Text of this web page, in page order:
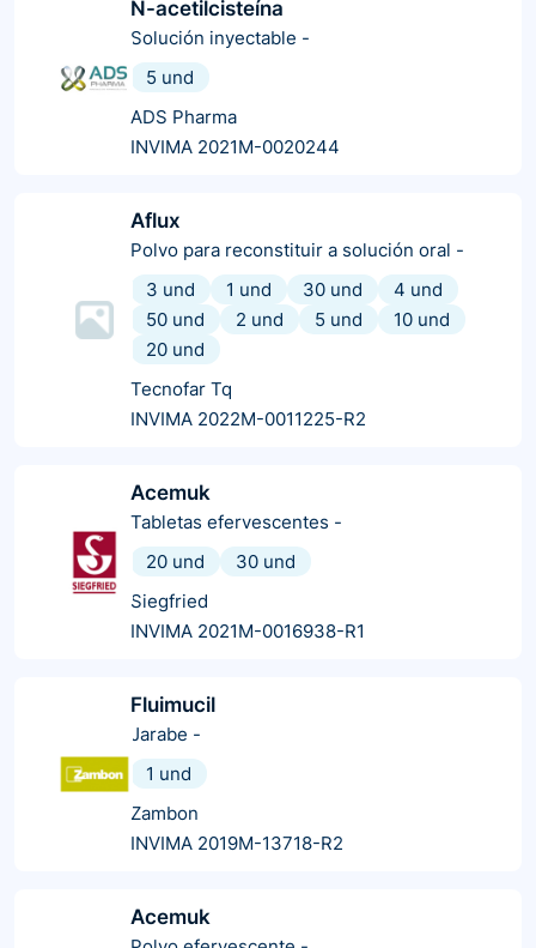
N-acetilcisteína
Solución inyectable -
5 und
ADS Pharma
INVIMA 2021M-0020244
Aflux
Polvo para reconstituir a solución oral -
3 und
1 und 30 und
4 und
50 und
2 und 5 und
10 und
20 und
Tecnofar Tq
INVIMA 2022M-0011225-R2
Acemuk
Tabletas efervescentes -
20 und
30 und
Siegfried
INVIMA 2021M-0016938-R1
Fluimucil
Jarabe -
1 und
Zambon
INVIMA 2019M-13718-R2
Acemuk